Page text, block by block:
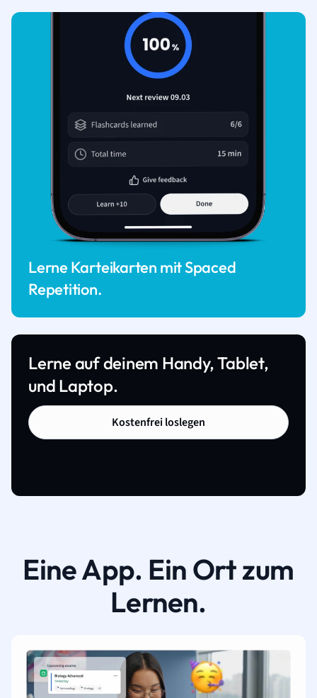
Lerne Karteikarten mit Spaced
Repetition.
Lerne auf deinem Handy, Tablet,
und Laptop.
Kostenfrei loslegen
Eine App. Ein Ort zum
Lernen.